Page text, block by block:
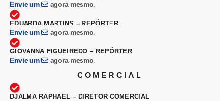
Envie um agora mesmo
EDUARDA MARTINS – REPÓRTER
Envie um agora mesmo
GIOVANNA FIGUEIREDO – REPÓRTER
Envie um agora mesmo
COMERCIAL
DJALMA RAPHAEL – DIRETOR COMERCIAL